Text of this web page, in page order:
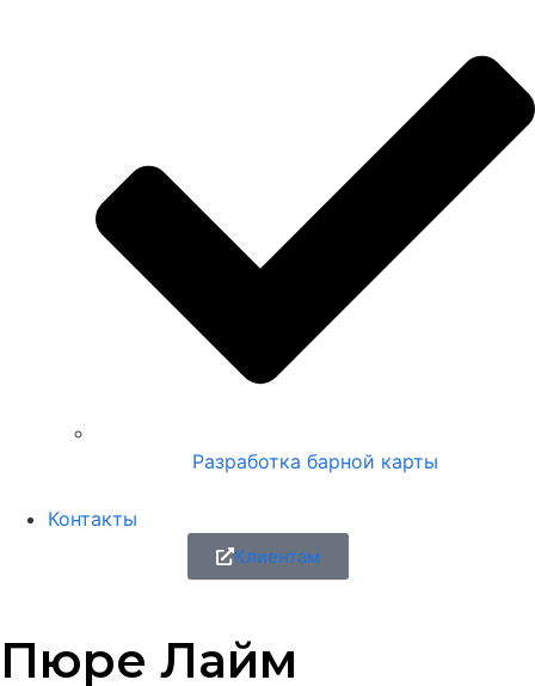
Разработка барной карты
Контакты
Клиентам
Пюре Лайм